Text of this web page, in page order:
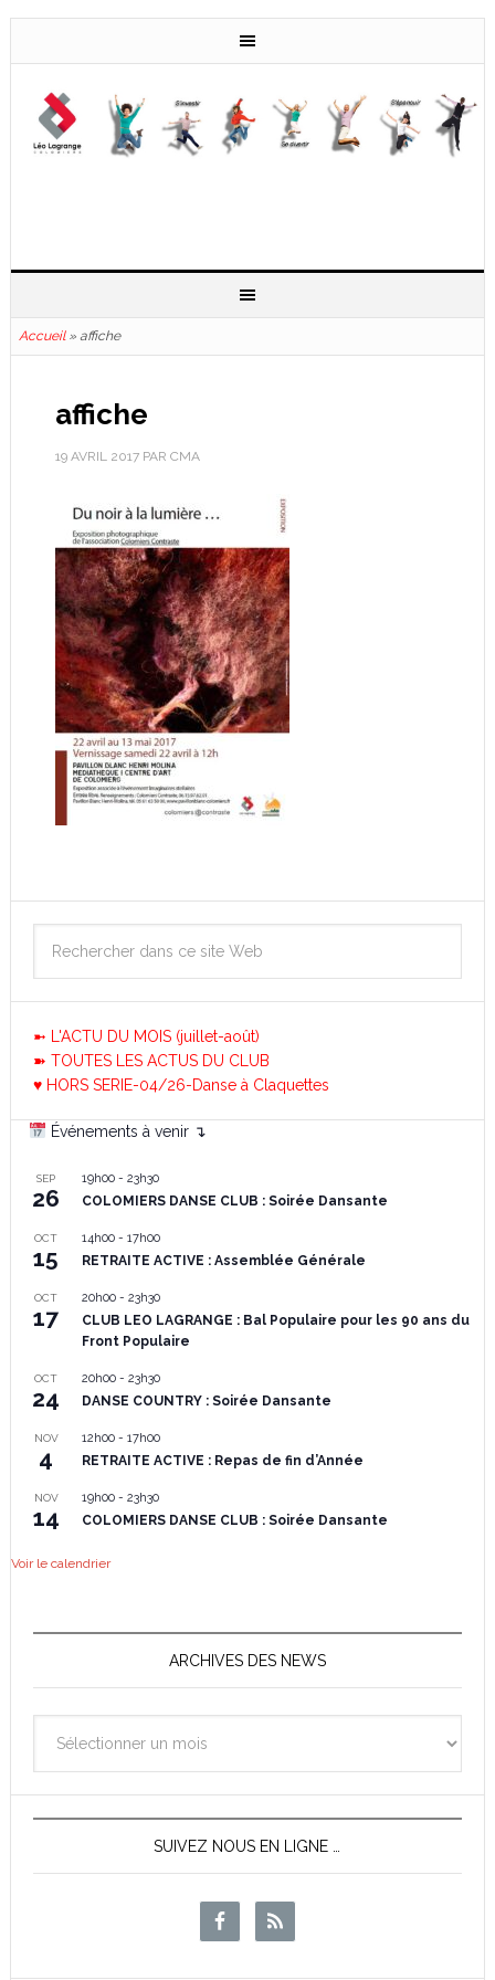
Accueil» affiche
affiche
19 AVRIL 2017PAR CMA
➼ L'ACTU DU MOIS (juillet-août)
➽ TOUTES LES ACTUS DU CLUB
♥ HORS SERIE-04/26-Danse à Claquettes
Événements à venir ↴
SEP
26
19h00- 23h30
COLOMIERS DANSE CLUB : Soirée Dansante
OCT
15
14h00- 17h00
RETRAITE ACTIVE : Assemblée Générale
OCT
17
20h00- 23h30
CLUB LEO LAGRANGE : Bal Populaire pour les 90 ans du
Front Populaire
OCT
24
20h00- 23h30
DANSE COUNTRY : Soirée Dansante
NOV
4
12h00- 17h00
RETRAITE ACTIVE : Repas de fin d’Année
NOV
14
19h00- 23h30
COLOMIERS DANSE CLUB : Soirée Dansante
Voir le calendrier
ARCHIVES DES NEWS
des
News
SUIVEZ NOUS EN LIGNE …